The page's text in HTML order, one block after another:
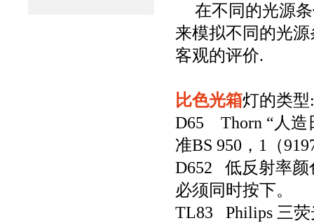
在不同的光源
来模拟不同的光
客观的评价.
比色光箱灯的类型:
D65 Thorn “人造
准BS 950，1（
D652 低反射率颜
必须同时按下。
TL83 Philips 三荧